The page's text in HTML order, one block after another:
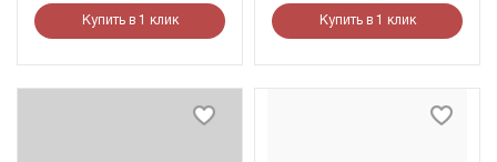
Купить в 1 клик Купить в 1 клик